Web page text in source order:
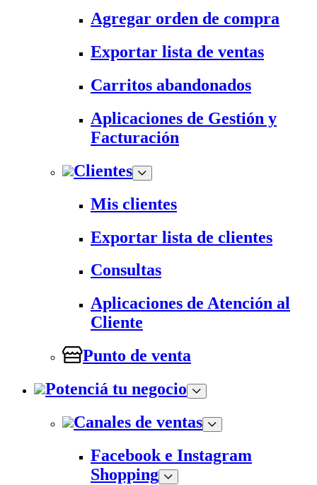
Agregar orden de compra
Exportar lista de ventas
Carritos abandonados
Aplicaciones de Gestión y
Facturación
Clientes
Mis clientes
Exportar lista de clientes
Consultas
Aplicaciones de Atención al
Cliente
Punto de venta
Potenciá tu negocio
Canales de ventas
Facebook e Instagram
Shopping